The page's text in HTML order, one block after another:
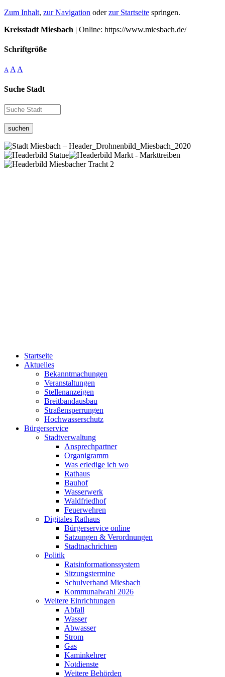
Zum Inhalt, zur Navigation oderzur Startseite springen.
Kreisstadt Miesbach | Online: https://www.miesbach.de/
Schriftgröße
A A A
Suche Stadt
suchen
Startseite
Aktuelles
Bekanntmachungen
Veranstaltungen
Stellenanzeigen
Breitbandausbau
Straßensperrungen
Hochwasserschutz
Bürgerservice
Stadtverwaltung
Ansprechpartner
Organigramm
Was erledige ich wo
Rathaus
Bauhof
Wasserwerk
Waldfriedhof
Feuerwehren
Digitales Rathaus
Bürgerservice online
Satzungen & Verordnungen
Stadtnachrichten
Politik
Ratsinformationssystem
Sitzungstermine
Schulverband Miesbach
Kommunalwahl 2026
Weitere Einrichtungen
Abfall
Wasser
Abwasser
Strom
Gas
Kaminkehrer
Notdienste
Weitere Behörden